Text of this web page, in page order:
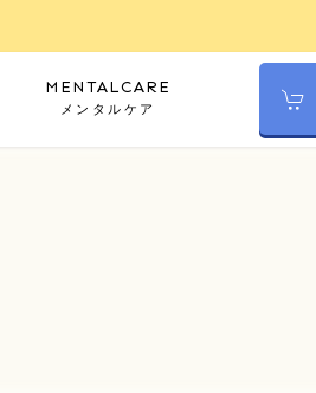
MENTALCARE
メンタルケア